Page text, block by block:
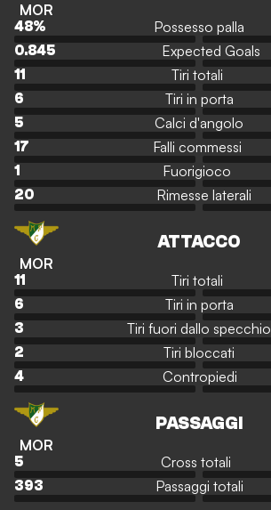
MOR
48% Possesso palla
0.845
Expected Goals
11
Tiri totali
6
Tiri in porta
5
Calci d'angolo
17
Falli commessi
1
Fuorigioco
20
Rimesse laterali
MOR
ATTACCO
11 Tiri totali
6
Tiri in porta
3
Tiri fuori dallo specchio
2
Tiri bloccati
4
Contropiedi
MOR
PASSAGGI
5 Cross totali
393
Passaggi totali